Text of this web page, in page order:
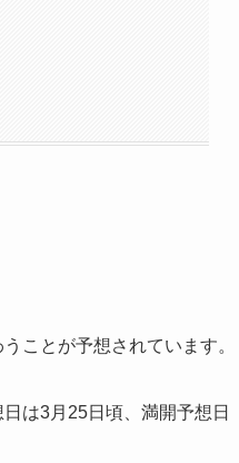
ことが予想されています。
は3月25日頃、満開予想日